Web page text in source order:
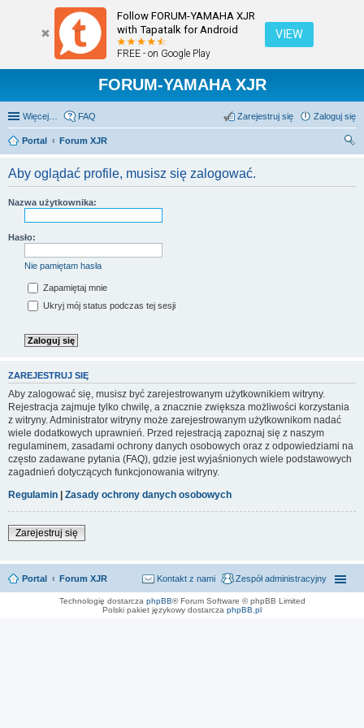
Follow FORUM-YAMAHA XJR
with Tapatalk for Android
FREE - on Google Play
VIEW
FORUM-YAMAHA XJR
Więcej… FAQ Zaloguj się
Zarejestruj się
Portal
Forum XJR
Aby oglądać profile, musisz się zalogować.
Nazwa użytkownika:
Hasło:
Nie pamiętam hasła
Zapamiętaj mnie
Ukryj mój status podczas tej sesji
ZAREJESTRUJ SIĘ
Aby zalogować się, musisz być zarejestrowanym użytkownikiem witryny.
Rejestracja zajmuje tylko chwilę, a znacznie zwiększa możliwości korzystania
z witryny. Administrator witryny może zarejestrowanym użytkownikom nadać
wiele dodatkowych uprawnień. Przed rejestracją zapoznaj się z naszym
regulaminem, zasadami ochrony danych osobowych oraz z odpowiedziami na
często zadawane pytania (FAQ), gdzie jest wyjaśnionych wiele podstawowych
zagadnień dotyczących funkcjonowania witryny.
Regulamin
Zasady ochrony danych osobowych
Zarejestruj się
Portal Forum XJR Zespół administracyjny
Kontakt z nami
Technologię dostarcza phpBB® Forum Software © phpBB Limited
Polski pakiet językowy dostarcza phpBB.pl